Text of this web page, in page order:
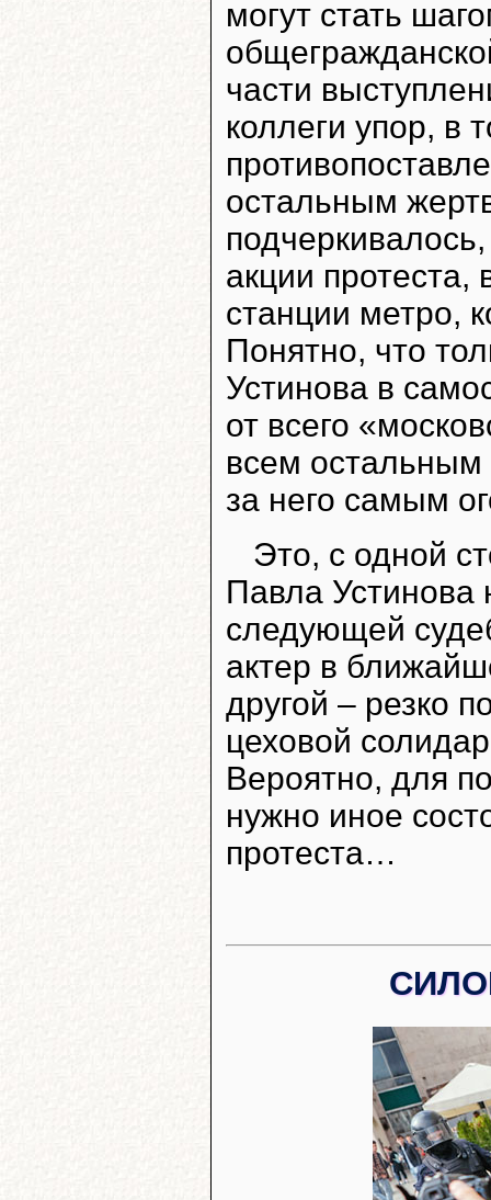
могут стать
части
коллеги упор, в
остальным
акции протеста,
станции метро,
Понятно, что
Устинова в
от всего
всем остальным
за него самым
Это, с одной
Павла Устинова
следующей
актер в
другой – резко
цеховой
Вероятно, для
нужно иное
протеста…